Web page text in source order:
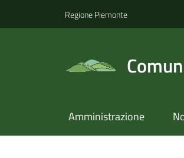
Regione Piemonte
Amministrazione